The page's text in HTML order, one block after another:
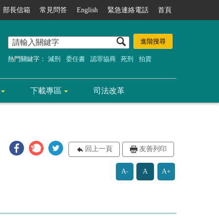
部長信箱 常見問答 English 緊急連絡電話 首頁
熱門關鍵字： 減刑 委任書 認罪協商 死刑 拍賣
下載專區 司法改革
回上一頁 友善列印
A- A A+